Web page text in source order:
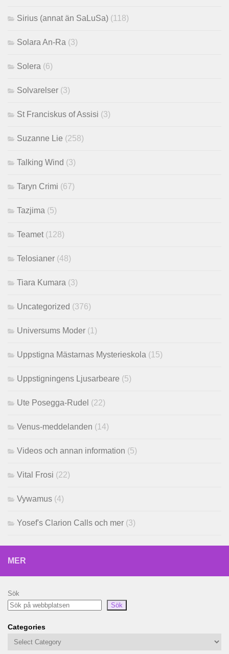
Sirius (annat än SaLuSa) (118)
Solara An-Ra (3)
Solera (6)
Solvarelser (3)
St Franciskus of Assisi (3)
Suzanne Lie (258)
Talking Wind (3)
Taryn Crimi (67)
Tazjima (5)
Teamet (128)
Telosianer (48)
Tiara Kumara (3)
Uncategorized (376)
Universums Moder (1)
Uppstigna Mästarnas Mysterieskola (15)
Uppstigningens Ljusarbeare (5)
Ute Posegga-Rudel (22)
Venus-meddelanden (14)
Videos och annan information (5)
Vital Frosi (22)
Vywamus (4)
Yosef's Clarion Calls och mer (3)
MER
Sök
Sök
Categories